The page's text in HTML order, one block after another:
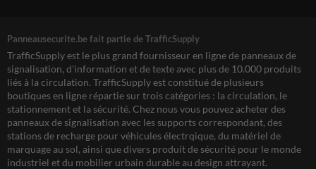
Panneausecurite.be fait partie de TrafficSupply
TrafficSupply est le plus grand fournisseur en ligne de panneaux de
signalisation, d'information et de texte avec plus de 10.000 produits
liés à la circulation. TrafficSupply est constitué de plusieurs
boutiques en ligne répartie sur trois catégories : la circulation, le
stationnement et la sécurité. Chez nous vous pouvez acheter des
panneaux de signalisation avec les supports correspondant, des
stations de recharge pour véhicules électrqique, du matériel de
marquage au sol, ainsi que divers produit de sécurité pour le monde
industriel et du mobilier urbain durable au design attrayant.